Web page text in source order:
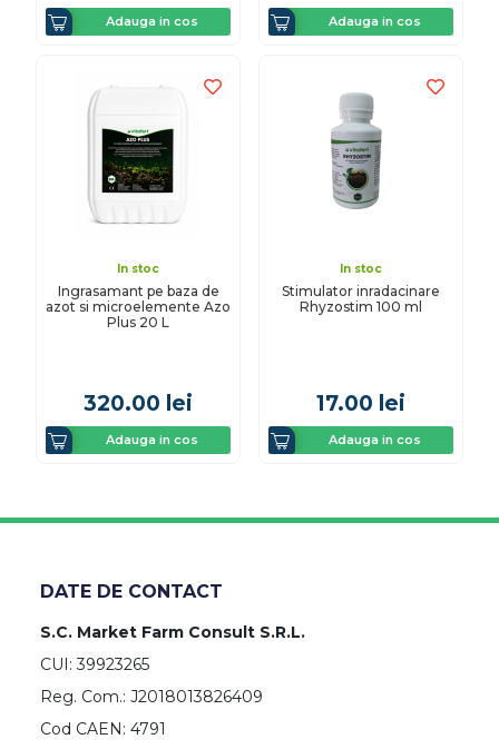
Adauga in cos Adauga in cos
In stoc
Ingrasamant pe baza de
azot si microelemente Azo
Plus 20 L
320.00 lei
Adauga in cos
In stoc
Stimulator inradacinare
Rhyzostim 100 ml
17.00 lei
Adauga in cos
DATE DE CONTACT
S.C. Market Farm Consult S.R.L.
CUI: 39923265
Reg. Com.: J2018013826409
Cod CAEN: 4791